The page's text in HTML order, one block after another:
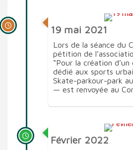
19 mai 2021
Lors de la séance du
pétition de
“Pour la création
dédié aux sports
Skate-parkour-park
— est renvoyée au
Février 2022